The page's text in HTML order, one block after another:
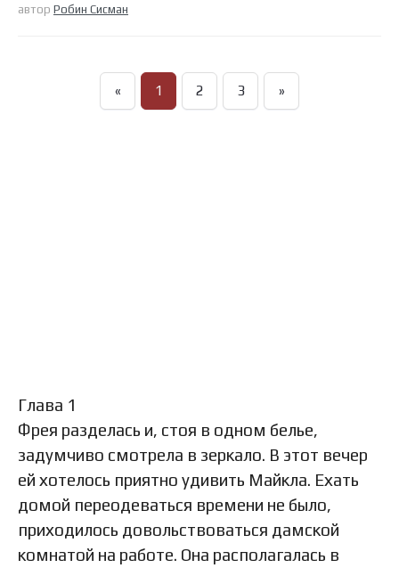
автор Робин Сисман
« 1 2 3 »
Глава 1
Фрея разделась и, стоя в одном белье,
задумчиво смотрела в зеркало. В этот вечер
ей хотелось приятно удивить Майкла. Ехать
домой переодеваться времени не было,
приходилось довольствоваться дамской
комнатой на работе. Она располагалась в